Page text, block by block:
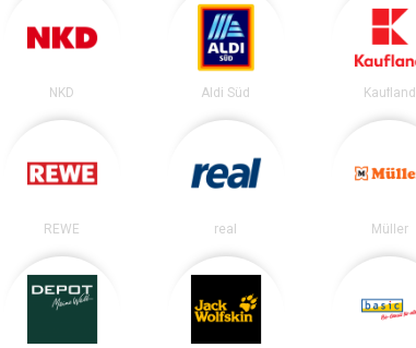
NKD Aldi Süd Kaufland
REWE real Müller